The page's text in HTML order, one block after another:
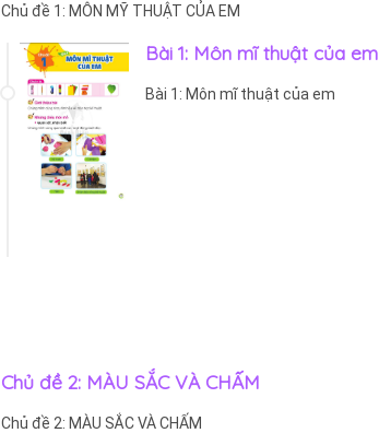
Chủ đề 1: MÔN MỸ THUẬT CỦA EM
Bài 1: Môn mĩ thuật của em
Bài 1: Môn mĩ thuật của em
Chủ đề 2: MÀU SẮC VÀ CHẤM
Chủ đề 2: MÀU SẮC VÀ CHẤM